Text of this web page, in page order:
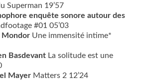
Superman 19’57
enquête sonore autour des
#01 05’03
Mondor Une immensité intime*
Basdevant La solitude est une
Mayer Matters 2 12’24